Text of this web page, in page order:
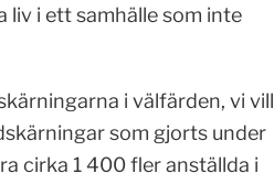
liv i ett samhälle som inte
i välfärden, vi vill
som gjorts under
cirka 1 400 fler anställda i